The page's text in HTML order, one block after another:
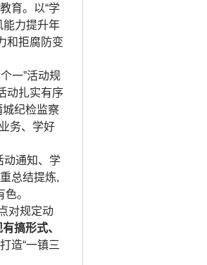
育。以“学
能力提升年
和拒腐防变
一”活动规
动扎实有序
城纪检监察
务、学好
动通知、学
总结提炼,
。
对规定动
搞形式、
造“一镇三